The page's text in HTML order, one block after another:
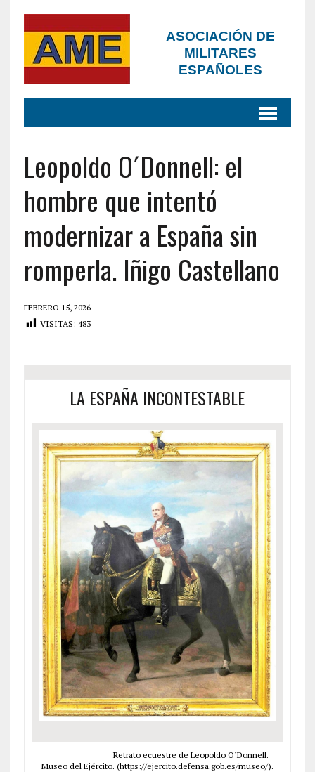
ASOCIACIÓN DE
MILITARES
ESPAÑOLES
Leopoldo O´Donnell: el
hombre que intentó
modernizar a España sin
romperla. Iñigo Castellano
FEBRERO 15, 2026
VISITAS: 483
LA ESPAÑA INCONTESTABLE
Retrato ecuestre de Leopoldo O’Donnell.
Museo del Ejército. (https://ejercito.defensa.gob.es/museo/).